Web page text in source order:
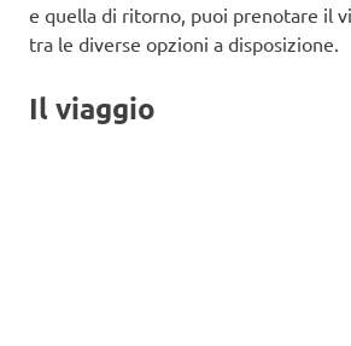
e quella di ritorno, puoi prenotare il
tra le diverse opzioni a disposizione.
Il viaggio